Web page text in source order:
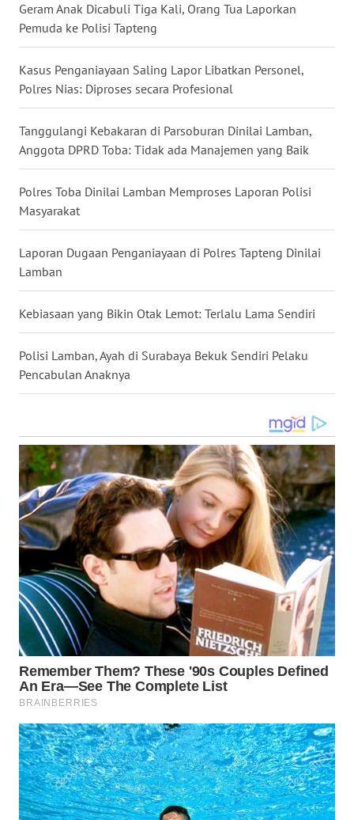
Geram Anak Dicabuli Tiga Kali, Orang Tua Laporkan
Pemuda ke Polisi Tapteng
Kasus Penganiayaan Saling Lapor Libatkan Personel,
Polres Nias: Diproses secara Profesional
Tanggulangi Kebakaran di Parsoburan Dinilai Lamban,
Anggota DPRD Toba: Tidak ada Manajemen yang Baik
Polres Toba Dinilai Lamban Memproses Laporan Polisi
Masyarakat
Laporan Dugaan Penganiayaan di Polres Tapteng Dinilai
Lamban
Kebiasaan yang Bikin Otak Lemot: Terlalu Lama Sendiri
Polisi Lamban, Ayah di Surabaya Bekuk Sendiri Pelaku
Pencabulan Anaknya
WN
WN
DAIRI
DANAU
TOBA
WN
NIAS
WN
LANGKAT
WN
WN
TANJUNG
LESUNG
WN
KARO
WN
SIMALUNGUN
LABUHANBATU
WN
TAPANULI
TENGAH
WN DELI
SERDANG